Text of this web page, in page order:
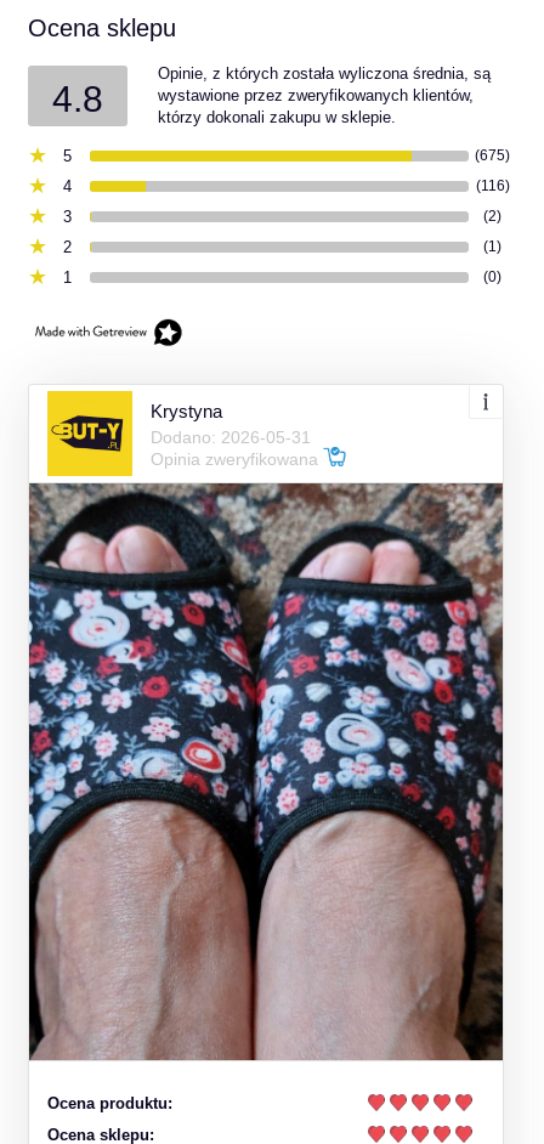
Ocena sklepu
4.8
Opinie, z których została wyliczona średnia, są
wystawione przez zweryfikowanych klientów,
którzy dokonali zakupu w sklepie.
5 (675)
4 (116)
3 (2)
2 (1)
1 (0)
Krystyna
Dodano: 2026-05-31
Opinia zweryfikowana
Ocena produktu:
Ocena sklepu: